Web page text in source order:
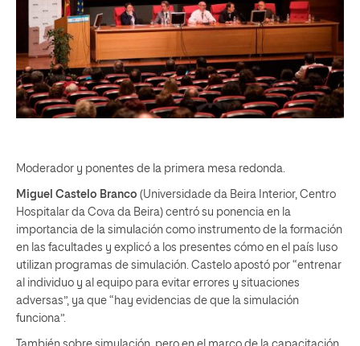
Moderador y ponentes de la primera mesa redonda.
Miguel Castelo Branco (Universidade da Beira Interior, Centro
Hospitalar da Cova da Beira) centró su ponencia en la
importancia de la simulación como instrumento de la formación
en las facultades y explicó a los presentes cómo en el país luso
utilizan programas de simulación. Castelo apostó por “entrenar
al individuo y al equipo para evitar errores y situaciones
adversas”, ya que “hay evidencias de que la simulación
funciona”.